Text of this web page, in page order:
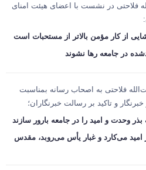
فلاحتی در نشست با اعضای هیئت امنای
از کار مؤمن بالاتر از مستحبات است
در جامعه رها نشوند
فلاحتی به اصحاب رسانه بمناسبت
و تاکید بر رسالت خبرنگاران؛
وحدت و امید را در جامعه بارور سازند
امید می‌کارد و غبار یأس می‌روبد، مقدس